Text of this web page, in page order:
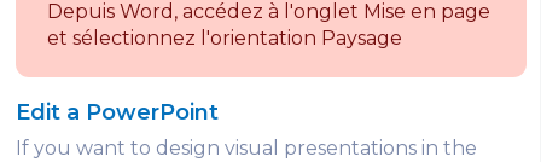
Depuis Word, accédez à l'onglet Mise en page
et sélectionnez l'orientation Paysage
Edit a PowerPoint
If you want to design visual presentations in the